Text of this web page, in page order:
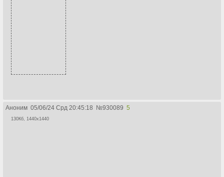
Аноним 05/06/24 Срд 20:45:18 №930089 5
130Кб, 1440x1440